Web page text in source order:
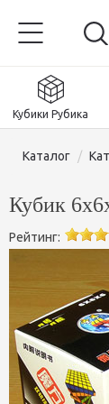
Кубики Рубика
Каталог /
Кубик
Рейтинг:
Главная
Магнитные и
Кубики Рубика
Кубики 2x2x2
Кубики
Головоломки
Пираминксы
Аксессуары